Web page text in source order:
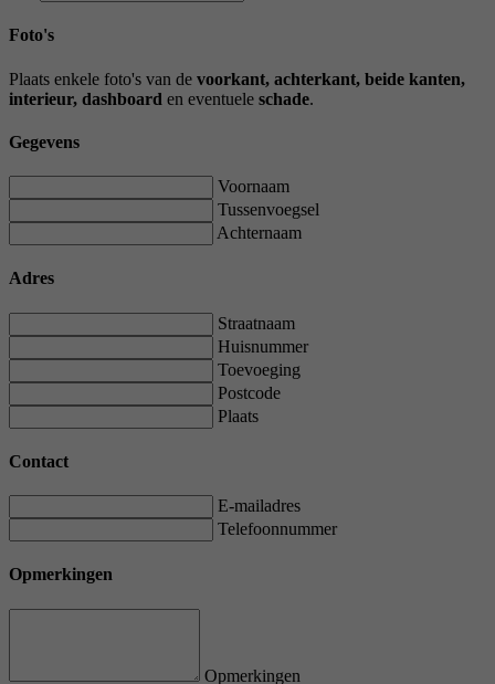
Foto's
Plaats enkele foto's van de voorkant, achterkant, beide kanten,
interieur, dashboard en eventuele schade.
Gegevens
Voornaam
Tussenvoegsel
Achternaam
Adres
Straatnaam
Huisnummer
Toevoeging
Postcode
Plaats
Contact
E-mailadres
Telefoonnummer
Opmerkingen
Opmerkingen